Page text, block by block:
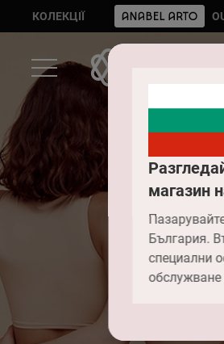
магазин
България.
специални
обслужване
КОЛЕКЦІЇ